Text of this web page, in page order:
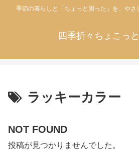
季節の暮らしと「ちょっと困った」を、やさ
四季折々ちょこっ
ラッキーカラー
NOT FOUND
投稿が見つかりませんでした。